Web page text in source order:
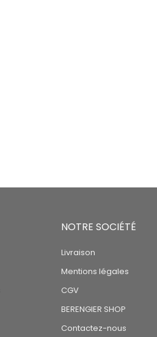
NOTRE SOCIÉTÉ
Livraison
Mentions légales
CGV
BERENGIER SHOP
Contactez-nous